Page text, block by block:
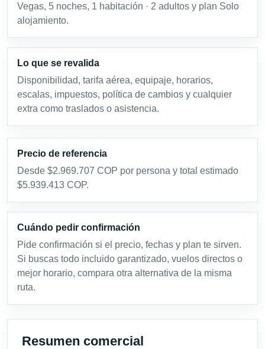
Vegas, 5 noches, 1 habitación · 2 adultos y plan Solo
alojamiento.
Lo que se revalida
Disponibilidad, tarifa aérea, equipaje, horarios,
escalas, impuestos, política de cambios y cualquier
extra como traslados o asistencia.
Precio de referencia
Desde $2.969.707 COP por persona y total estimado
$5.939.413 COP.
Cuándo pedir confirmación
Pide confirmación si el precio, fechas y plan te sirven.
Si buscas todo incluido garantizado, vuelos directos o
mejor horario, compara otra alternativa de la misma
ruta.
Resumen comercial